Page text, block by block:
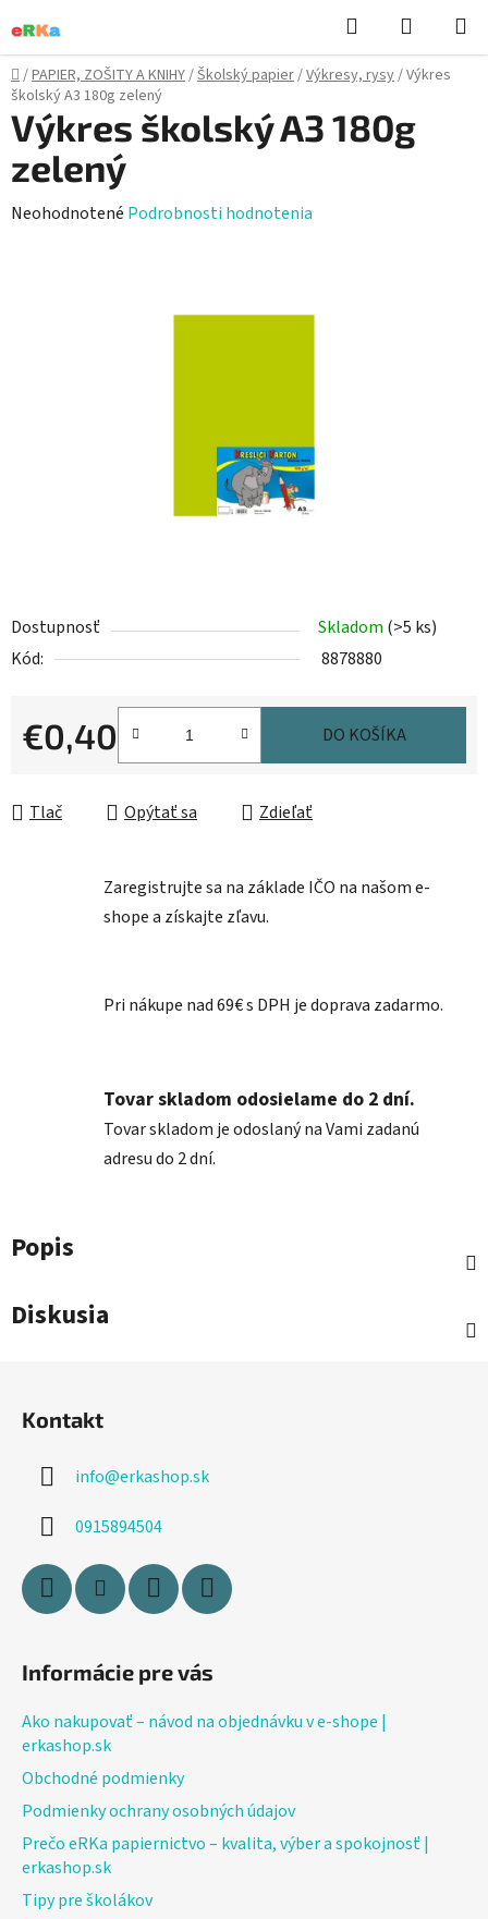
na
obsah
Hľadať
KOŠÍK
Domov
/PAPIER, ZOŠITY A KNIHY/Školský papier/Výkresy, rysy/Výkres
školský A3 180g zelený
Dostupnosť Skladom (>5 ks)
Kód:
8878880
€0,40
Jednotková cena:
DO KOŠÍKA
Tlač Opýtať sa Zdieľať
Výkres školský A3 180g
zelený
Priemerné
Neohodnotené Podrobnosti hodnotenia
Zaregistrujte sa na základe IČO na našom e-
shope a získajte zľavu.
Pri nákupe nad 69€ s DPH je doprava zadarmo.
Tovar skladom odosielame do 2 dní.
Tovar skladom je odoslaný na Vami zadanú
adresu do 2 dní.
Popis
Diskusia
Kontakt
info@erkashop.sk
0915894504
Informácie pre vás
Ako nakupovať – návod na objednávku v e-shope |
erkashop.sk
Obchodné podmienky
Podmienky ochrany osobných údajov
Prečo eRKa papiernictvo – kvalita, výber a spokojnosť |
erkashop.sk
Tipy pre školákov